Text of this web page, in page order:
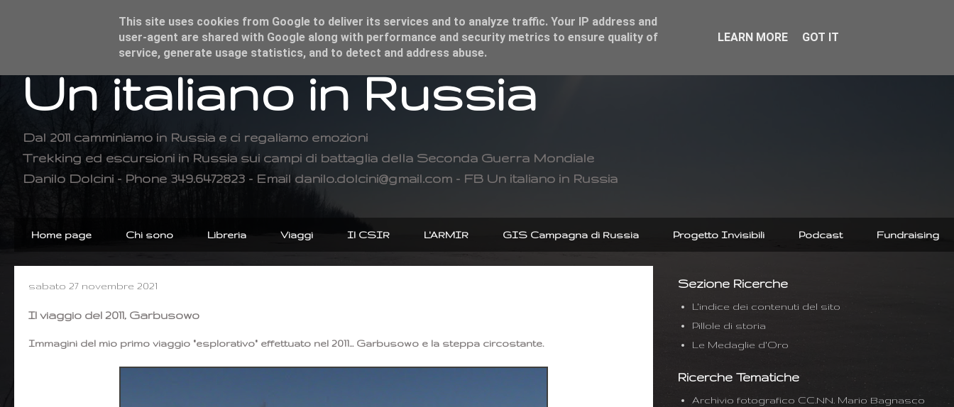
Un italiano in Russia
Dal 2011 camminiamo in Russia e ci regaliamo emozioni
Trekking ed escursioni in Russia sui campi di battaglia della Seconda Guerra Mondiale
Danilo Dolcini - Phone 349.6472823 - Email danilo.dolcini@gmail.com - FB Un italiano in Russia
Home page Chi sono Libreria Viaggi Il CSIR L'ARMIR GIS Campagna di Russia Progetto Invisibili Podcast Fundraising
sabato 27 novembre 2021
Il viaggio del 2011, Garbusowo
Immagini del mio primo viaggio "esplorativo" effettuato nel 2011... Garbusowo e la steppa circostante.
Sezione Ricerche
L'indice dei contenuti del sito
Pillole di storia
Le Medaglie d'Oro
Ricerche Tematiche
Archivio fotografico CC.NN. Mario Bagnasco
This site uses cookies from Google to deliver its services and to analyze traffic. Your IP address and
user-agent are shared with Google along with performance and security metrics to ensure quality of
service, generate usage statistics, and to detect and address abuse.
LEARN MORE GOT IT